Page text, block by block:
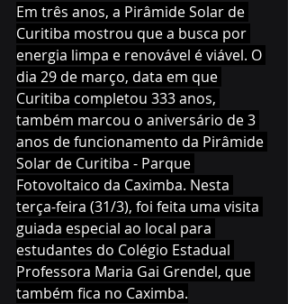
Em três anos, a Pirâmide Solar de
Curitiba mostrou que a busca por
energia limpa e renovável é viável. O
dia 29 de março, data em que
Curitiba completou 333 anos,
também marcou o aniversário de 3
anos de funcionamento da Pirâmide
Solar de Curitiba - Parque
Fotovoltaico da Caximba. Nesta
terça-feira (31/3), foi feita uma visita
guiada especial ao local para
estudantes do Colégio Estadual
Professora Maria Gai Grendel, que
também fica no Caximba.